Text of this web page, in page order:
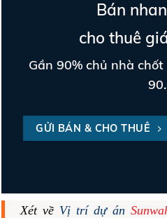
Bán
cho thuê
Gần 90% chủ nhà
90.
GỬI BÁN & CHO THUÊ
Xét vềVị trí dự án